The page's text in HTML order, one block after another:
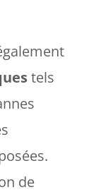
tels
de